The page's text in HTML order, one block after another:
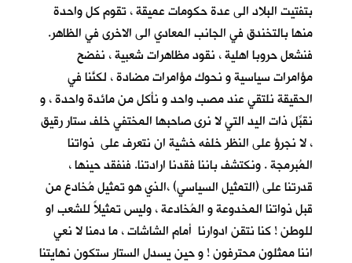
بتفتيت البلاد الى عدة حكومات عميقة ، تقوم كل واحدة
منها بالتخندق في الجانب المعادي الى الاخرى في الظاهر.
فنشعل حروبا اهلية ، نقود مظاهرات شعبية ، نفضح
مؤامرات سياسية و نحوك مؤامرات مضادة ، لكنَّنا في
الحقيقة نلتقي عند مصب واحد و نأكل من مائدة واحدة ، و
نقبِّل ذات اليد التي لا نرى صاحبها المختفي خلف ستار رقيق
، لا نجرؤ على النظر خلفه خشية ان نتعرف على ذواتنا
المُبرمجة . ونكتشف باننا فقدنا ارادتنا. فنفقد حينها ،
قدرتنا على (التمثيل السياسي) ،الذي هو تمثيل مُخادع من
قبل ذواتنا المخدوعة و المُخادعة ، وليس تمثيلاً للشعب او
للوطن ! كنا نتقن ادوارنا أمام الشاشات ، ما دمنا لا نعي
اننا ممثلون محترفون ! و حين يسدل الستار ستكون نهايتنا